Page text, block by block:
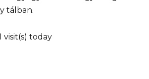
tálban.
visit(s) today